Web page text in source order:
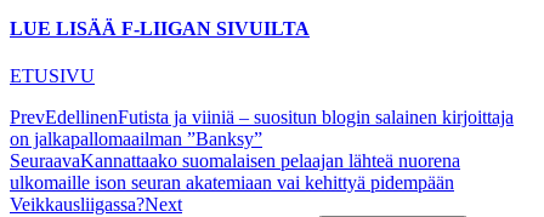
LUE LISÄÄ F-LIIGAN SIVUILTA
ETUSIVU
PrevEdellinenFutista ja viiniä – suositun blogin salainen kirjoittaja
on jalkapallomaailman ”Banksy”
SeuraavaKannattaako suomalaisen pelaajan lähteä nuorena
ulkomaille ison seuran akatemiaan vai kehittyä pidempään
Veikkausliigassa?Next